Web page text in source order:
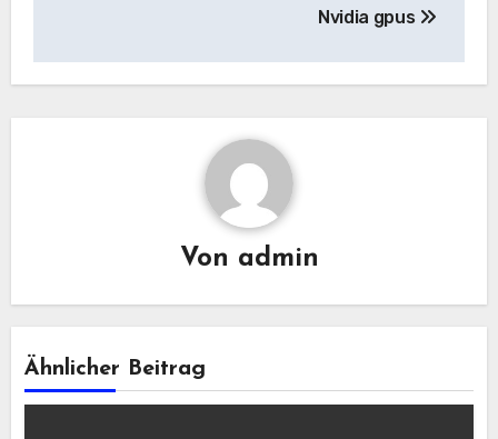
Nvidia gpus
Von admin
Ähnlicher Beitrag